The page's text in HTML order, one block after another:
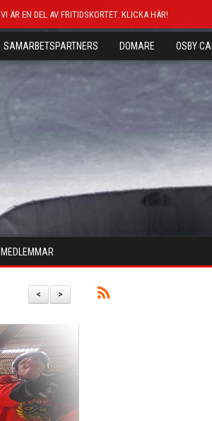
VI ÄR EN DEL AV FRITIDSKORTET. KLICKA HÄR!
SAMARBETSPARTNERS DOMARE OSBY
MEDLEMMAR
>
<